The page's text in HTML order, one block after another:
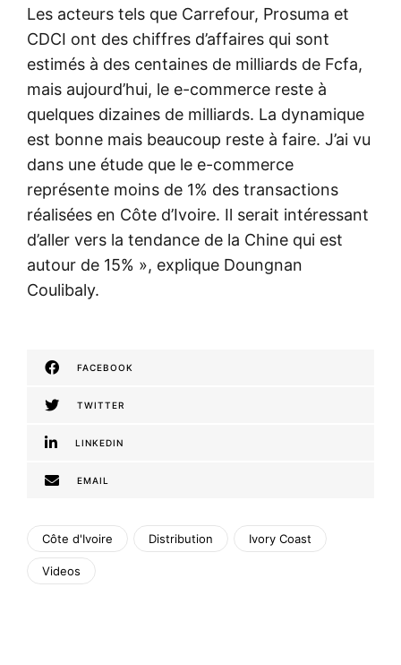
Les acteurs tels que Carrefour, Prosuma et
CDCI ont des chiffres d’affaires qui sont
estimés à des centaines de milliards de Fcfa,
mais aujourd’hui, le e-commerce reste à
quelques dizaines de milliards. La dynamique
est bonne mais beaucoup reste à faire. J’ai vu
dans une étude que le e-commerce
représente moins de 1% des transactions
réalisées en Côte d’Ivoire. Il serait intéressant
d’aller vers la tendance de la Chine qui est
autour de 15% », explique Doungnan
Coulibaly.
FACEBOOK
TWITTER
LINKEDIN
EMAIL
Côte d'Ivoire Distribution Ivory Coast
Videos